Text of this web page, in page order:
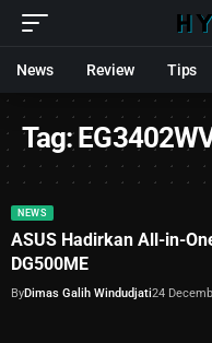
News Review Tips
Tag:
NEWS
ASUS Hadirkan All-in-
DG500ME
ByDimas Galih Windudjati24